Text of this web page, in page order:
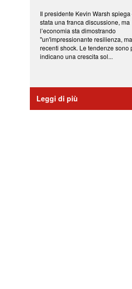
Il presidente Kevin Warsh spiega
stata una franca discussione, ma
l’economia sta dimostrando
"un'impressionante resilienza,
recenti shock. Le tendenze sono
indicano una crescita sol...
Leggi di più